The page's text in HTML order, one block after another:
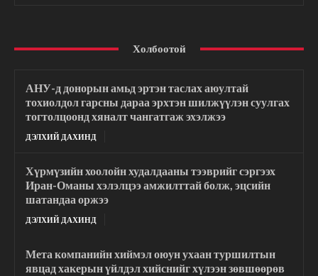
Холбоотой
АНУ-д донорын амьд эртэн таслах аюултай
тохиолдол гарсны дараа эрхтэн шилжүүлэн суулгах
тогтолцоонд хяналт чангатгаж эхэлжээ
ДЭЛХИЙ ДАХИНД
Хүрмүзийн хоолойн худалдааны тээврийг сэргээх
Иран-Оманы хэлэлцээ амжилттай болж, эцсийн
шатандаа оржээ
ДЭЛХИЙ ДАХИНД
Мета компанийн хиймэл оюун ухаан туршилтын
явцад хакерын үйлдэл хийснийг хүлээн зөвшөөрөв